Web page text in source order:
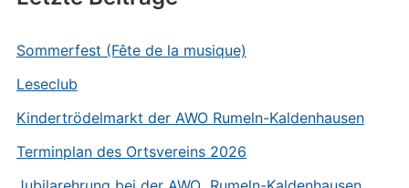
Sommerfest (Fête de la musique)
Leseclub
Kindertrödelmarkt der AWO Rumeln-Kaldenhausen
Terminplan des Ortsvereins 2026